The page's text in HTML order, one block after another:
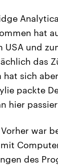
hat
USA und
das
hat sich
packte
hier
Vorher war
des